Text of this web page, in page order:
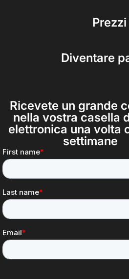
Prezzi
Diventare
Ricevete un grande
nella vostra casella
elettronica una volta
settimane